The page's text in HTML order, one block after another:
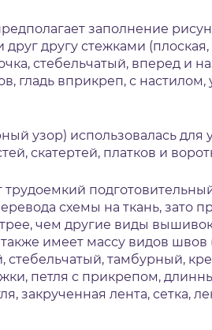
заполнение
другу стежками (плоская,
стебельчатый, вперед и
гладь вприкреп, с настилом,
узор) использовалась для
скатертей, платков и
подготовительный
схемы на ткань, зато
чем другие виды
имеет массу видов швов
стебельчатый, тамбурный,
петля с прикрепом,
закрученная лента, сетка,